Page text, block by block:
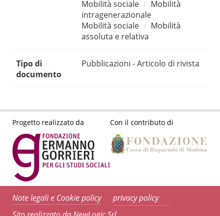
Mobilità sociale
Mobilità
intragenerazionale
Mobilità sociale
Mobilità
assoluta e relativa
Tipo di
documento
Pubblicazioni - Articolo di rivista
Progetto realizzato da Con il contributo di
Note legali e Cookie policy
privacy policy